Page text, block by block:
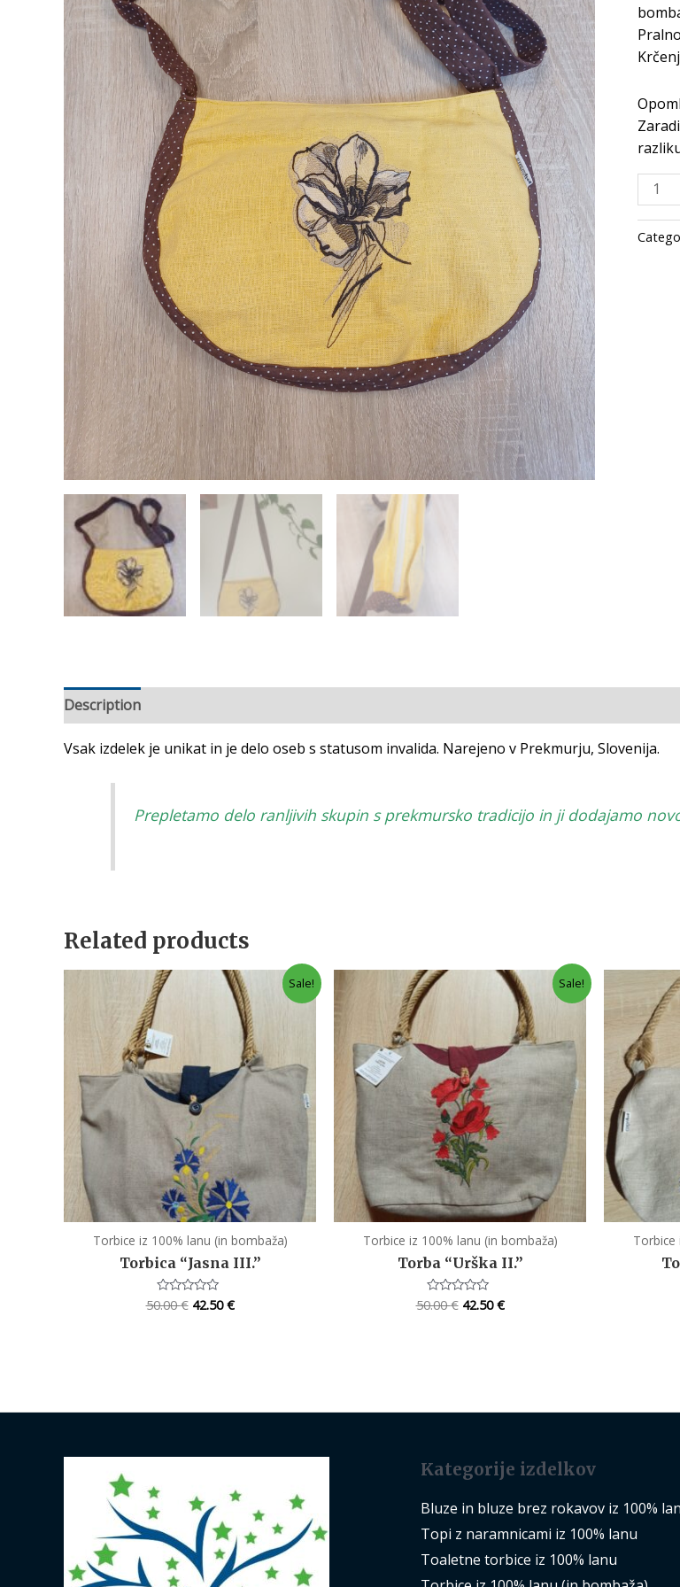
Torbica
rjava"
Description
Vsak izdelek je unikat in je delo oseb s statusom invalida. Narejeno v Prekmurju, Slovenija.
Prepletamo delo ranljivih skupin s prekmursko tradicijo in ji dodajamo
Related products
Sale!
Torbice iz 100% lanu (in bombaža)
Torbica “Jasna III.”
Rated
0
50.00€ 42.50€
Sale!
Torbice iz 100% lanu (in bombaža)
Torba “Urška II.”
Rated
0
50.00€ 42.50€
Torbice
Kategorije izdelkov
Bluze in bluze brez rokavov iz 100%
Topi z naramnicami iz 100% lanu
Toaletne torbice iz 100% lanu